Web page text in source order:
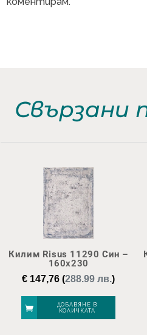
Свързани
Килим Risus 11290 Син –
160х230
€ 147,76 (288.99 лв.)
ДОБАВЯНЕ В
КОЛИЧКАТА